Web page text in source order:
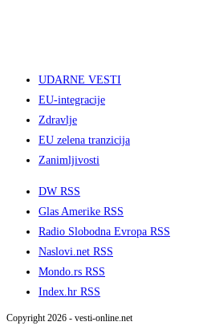
UDARNE VESTI
EU-integracije
Zdravlje
EU zelena tranzicija
Zanimljivosti
DW RSS
Glas Amerike RSS
Radio Slobodna Evropa RSS
Naslovi.net RSS
Mondo.rs RSS
Index.hr RSS
Copyright 2026 - vesti-online.net